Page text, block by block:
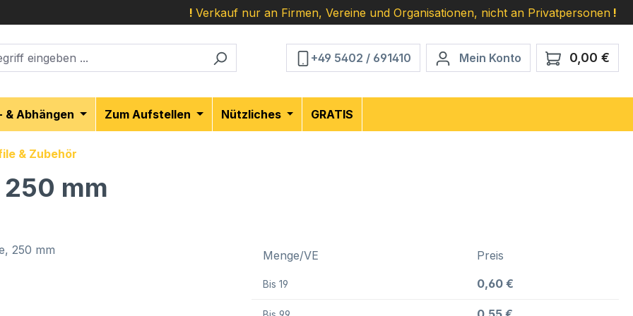
! Verkauf nur an Firmen, Vereine und Organisationen, nicht an Privatpersonen !
+49 5402 / 691410 Mein Konto 0,00 €
& Abhängen Zum Aufstellen Nützliches GRATIS
& Zubehör
mm
Menge/VE Preis
Bis 19 0,60 €